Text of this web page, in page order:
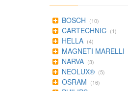
BOSCH (10)
CARTECHNIC (1)
HELLA (4)
MAGNETI MARELLI
NARVA (3)
NEOLUX® (5)
OSRAM (16)